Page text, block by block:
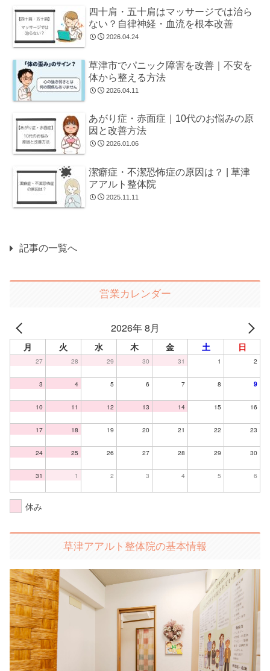
四十肩・五十肩はマッサージでは治ら
ない？自律神経・血流を根本改善
2026.04.24
草津市でパニック障害を改善｜不安を
体から整える方法
2026.04.11
あがり症・赤面症｜10代のお悩みの原
因と改善方法
2026.01.06
潔癖症・不潔恐怖症の原因は？ | 草津
アアルト整体院
2025.11.11
記事の一覧へ
営業カレンダー
2026年 8月
月 火 水 木 金 土 日
27 28 29 30 31 1 2
3 4 5 6 7 8 9
10 11 12 13 14 15 16
17 18 19 20 21 22 23
24 25 26 27 28 29 30
31 1 2 3 4 5 6
休み
草津アアルト整体院の基本情報